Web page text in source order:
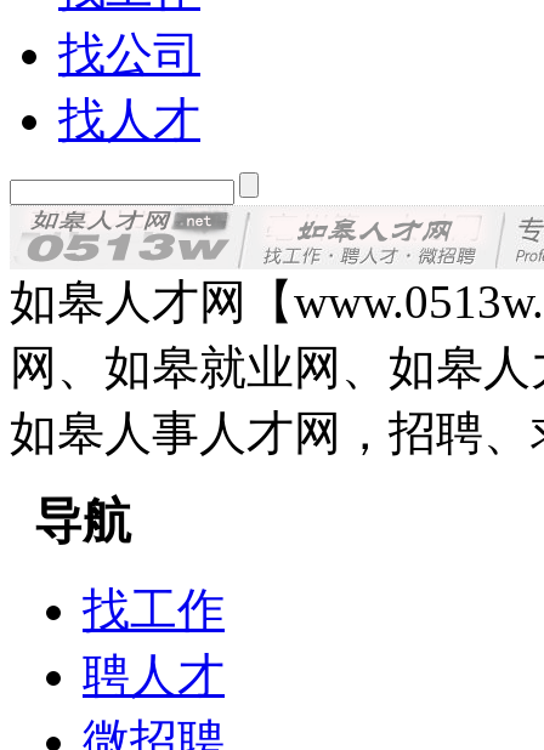
找公司
找人才
如皋人才网【
网、如皋就业网、如皋
如皋人事人才网，招聘
导航
找工作
聘人才